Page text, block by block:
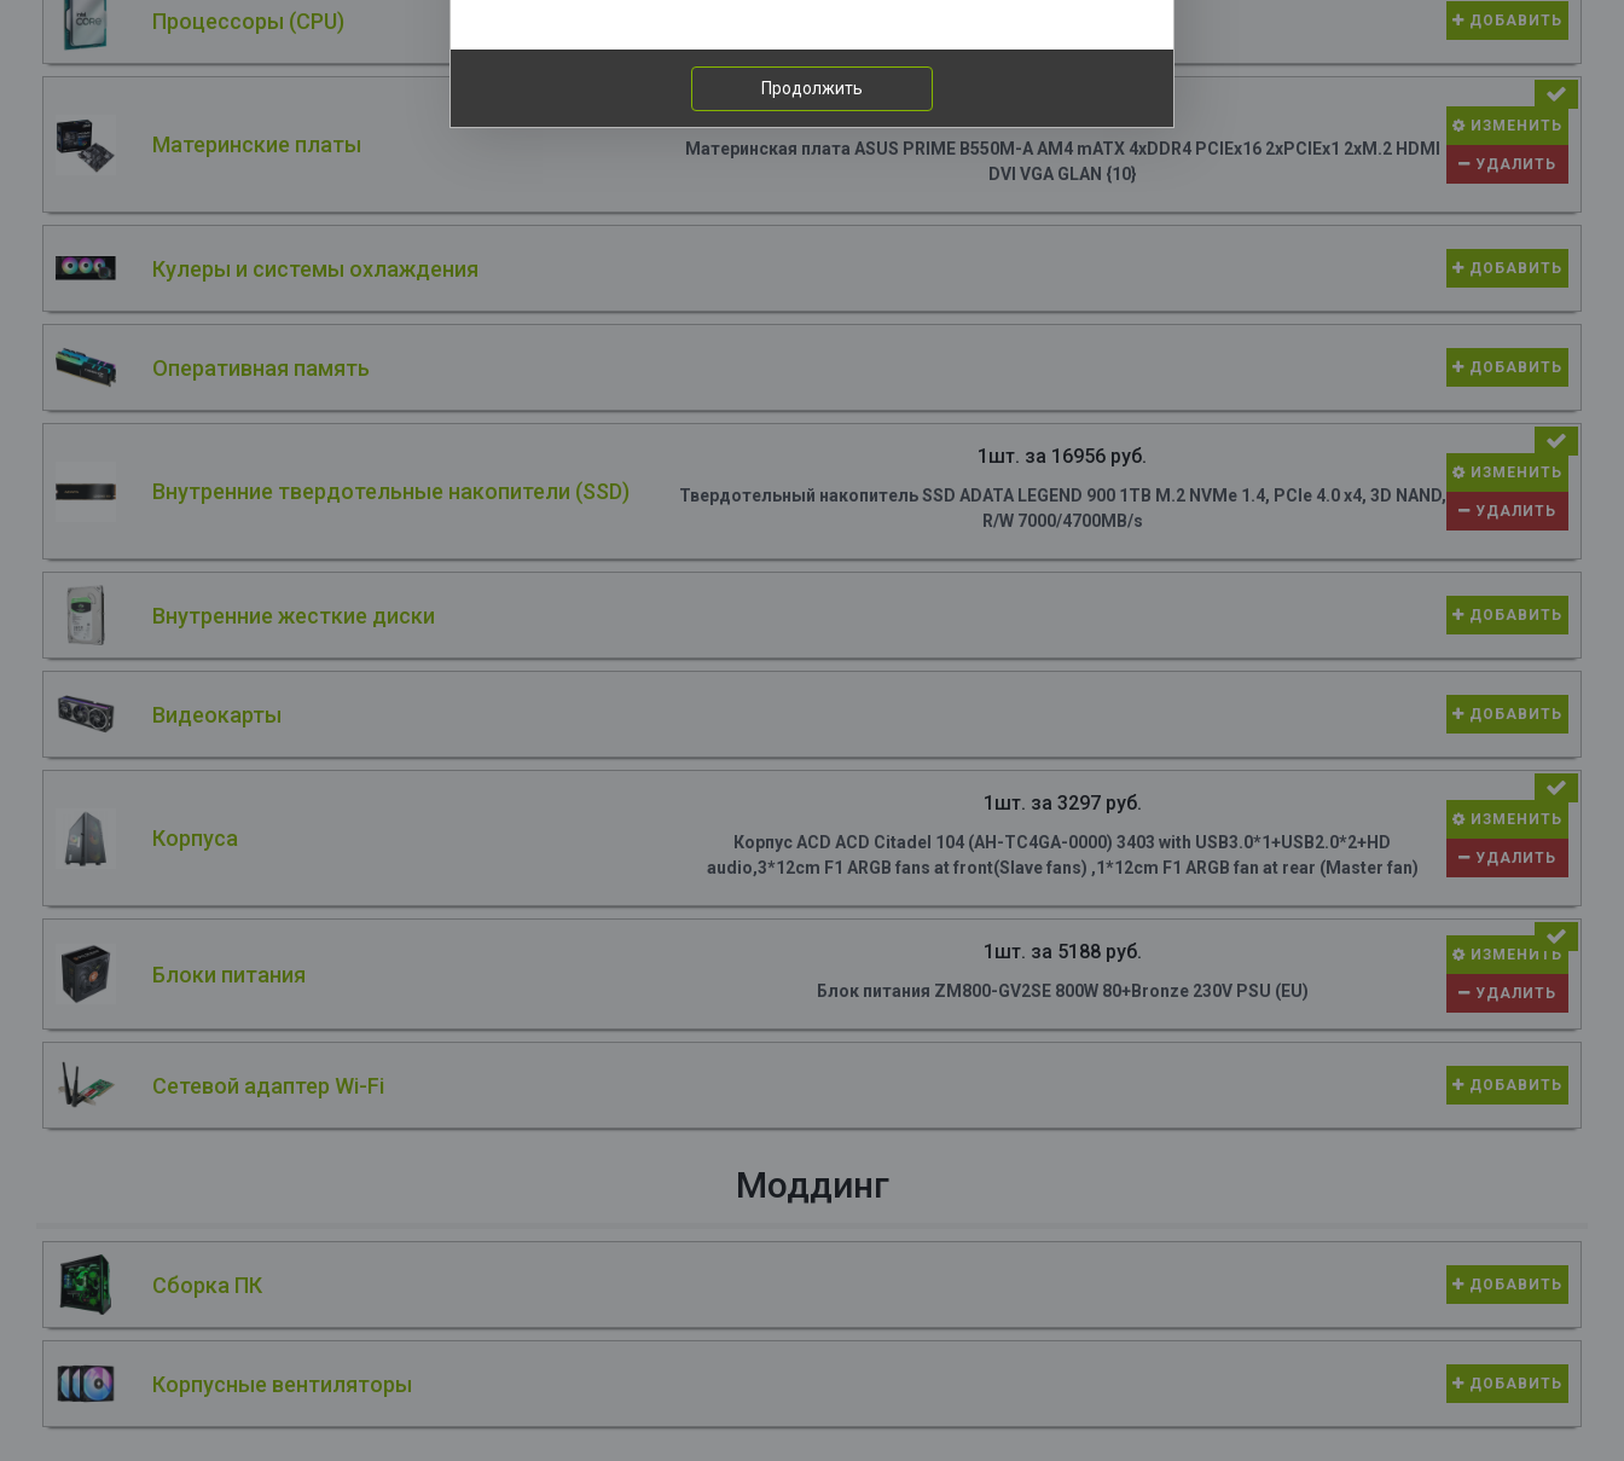
Процессоры (CPU) ДОБАВИТЬ
Материнские платы
Материнская плата ASUS PRIME B550M-A AM4 mATX 4xDDR4 PCIEx16 2xPCIEx1 2xM.2 HDMI
DVI VGA GLAN {10}
ИЗМЕНИТЬ
УДАЛИТЬ
Кулеры и системы охлаждения ДОБАВИТЬ
Оперативная память ДОБАВИТЬ
Внутренние твердотельные накопители (SSD)
1шт. за 16956 руб.
Твердотельный накопитель SSD ADATA LEGEND 900 1TB M.2 NVMe 1.4, PCIe 4.0 x4, 3D NAND,
R/W 7000/4700MB/s
ИЗМЕНИТЬ
УДАЛИТЬ
Внутренние жесткие диски ДОБАВИТЬ
Видеокарты ДОБАВИТЬ
Корпуса
1шт. за 3297 руб.
Корпус ACD ACD Citadel 104 (AH-TC4GA-0000) 3403 with USB3.0*1+USB2.0*2+HD
audio,3*12cm F1 ARGB fans at front(Slave fans) ,1*12cm F1 ARGB fan at rear (Master fan)
ИЗМЕНИТЬ
УДАЛИТЬ
Блоки питания
1шт. за 5188 руб.
Блок питания ZM800-GV2SE 800W 80+Bronze 230V PSU (EU)
ИЗМЕНИТЬ
УДАЛИТЬ
Сетевой адаптер Wi-Fi ДОБАВИТЬ
Моддинг
Сборка ПК ДОБАВИТЬ
Корпусные вентиляторы ДОБАВИТЬ
Продолжить